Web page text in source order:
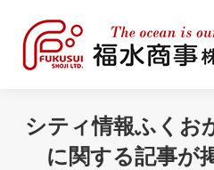
シティ情報ふくお
に関する記事が